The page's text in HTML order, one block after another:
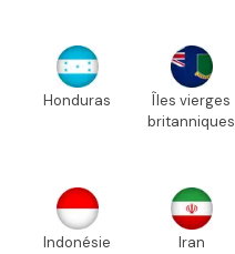
Honduras
Îles vierges
britanniques
Indonésie Iran